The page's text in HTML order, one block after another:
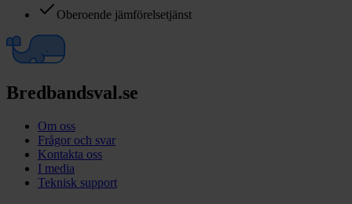
Oberoende jämförelsetjänst
Bredbandsval.se
Om oss
Frågor och svar
Kontakta oss
I media
Teknisk support